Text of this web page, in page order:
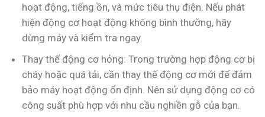
hoạt động, tiếng ồn, và mức tiêu thụ điện. Nếu phát
hiện động cơ hoạt động không bình thường, hãy
dừng máy và kiểm tra ngay.
Thay thế động cơ hỏng: Trong trường hợp động cơ bị
cháy hoặc quá tải, cần thay thế động cơ mới để đảm
bảo máy hoạt động ổn định. Nên sử dụng động cơ có
công suất phù hợp với nhu cầu nghiền gỗ của bạn.